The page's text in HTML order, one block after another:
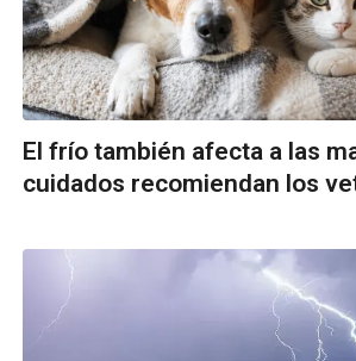
El frío también afecta a las
cuidados recomiendan los